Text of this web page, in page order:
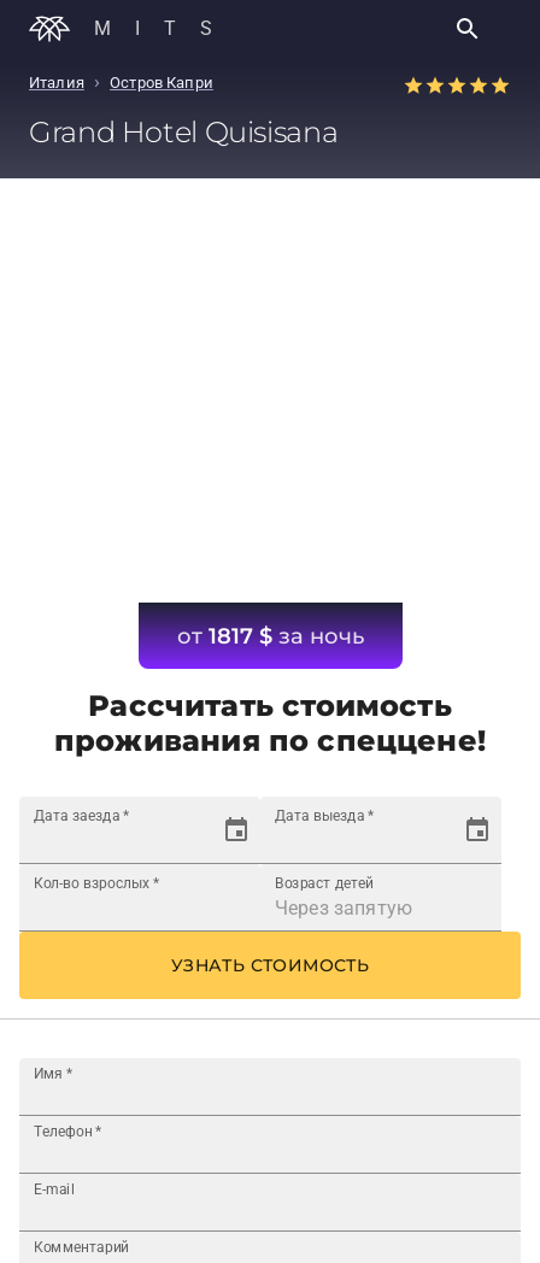
MITS
Италия › Остров Капри
Grand Hotel Quisisana
от1817 $за ночь
Рассчитать стоимость
проживания по спеццене!
Дата заезда * Дата выезда *
Кол-во взрослых * Возраст детей
УЗНАТЬ СТОИМОСТЬ
Имя *
Телефон *
E-mail
Комментарий